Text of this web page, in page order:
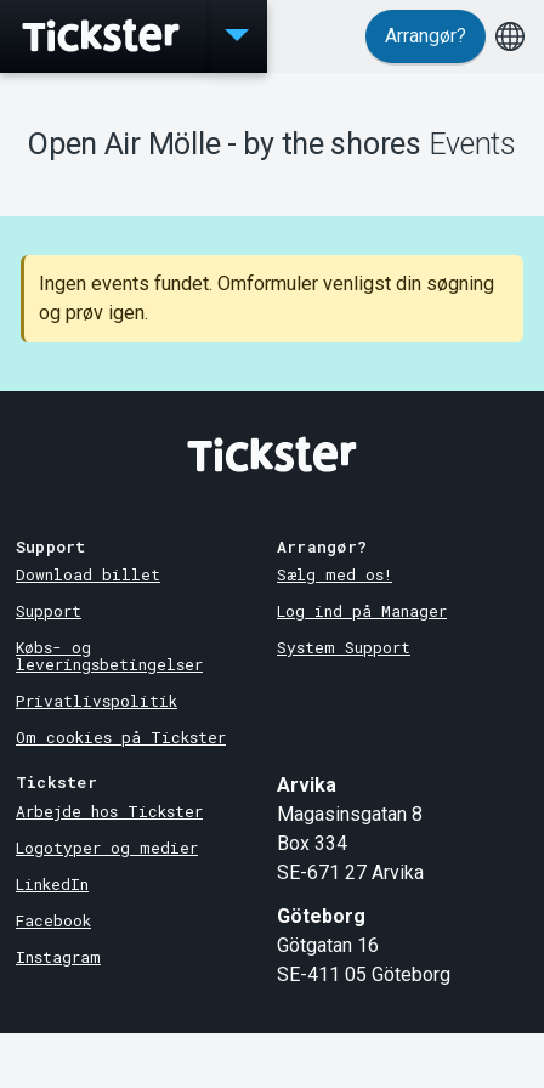
Events
Support
Om Tickster
Arrangør?
Open Air Mölle - by the shores Events
Ingen events fundet. Omformuler venligst din søgning
og prøv igen.
Support
Download billet
Support
Købs- og
leveringsbetingelser
Privatlivspolitik
Om cookies på Tickster
Arrangør?
Sælg med os!
Log ind på Manager
System Support
Tickster
Arbejde hos Tickster
Logotyper og medier
LinkedIn
Facebook
Instagram
Arvika
Magasinsgatan 8
Box 334
SE-671 27 Arvika
Göteborg
Götgatan 16
SE-411 05 Göteborg